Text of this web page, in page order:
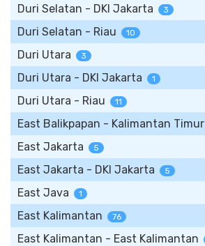
Duri Selatan - DKI Jakarta 3
Duri Selatan - Riau 10
Duri Utara 3
Duri Utara - DKI Jakarta 1
Duri Utara - Riau 11
East Balikpapan - Kalimantan Timur
East Jakarta 5
East Jakarta - DKI Jakarta 5
East Java 1
East Kalimantan 76
East Kalimantan - East Kalimantan